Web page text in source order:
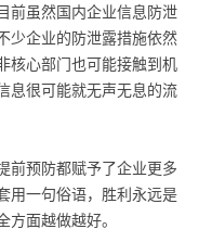
前虽然国内企业信息防泄
少企业的防泄露措施依然
核心部门也可能接触到机
息很可能就无声无息的流
前预防都赋予了企业更多
用一句俗语，胜利永远是
面越做越好。